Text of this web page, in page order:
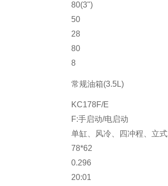
80(3")
50
28
80
8
常规油箱(3.5L)
KC178F/E
F:手启动/电启动
单缸、风冷、四冲程、立式
78*62
0.296
20:01